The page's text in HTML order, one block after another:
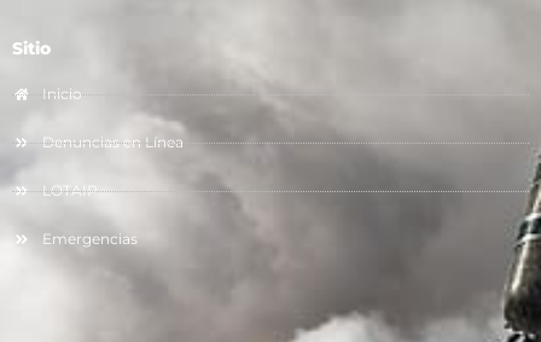
Sitio
Inicio
Denuncias en Línea
LOTAIP
Emergencias